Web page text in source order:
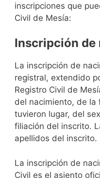
inscripciones que
Civil de Mesía:
Inscripción de
La inscripción de
registral, extendido
Registro Civil de
del nacimiento, de la
tuvieron lugar, del
filiación del inscrito.
apellidos del inscrito.
La inscripción de
Civil es el asiento